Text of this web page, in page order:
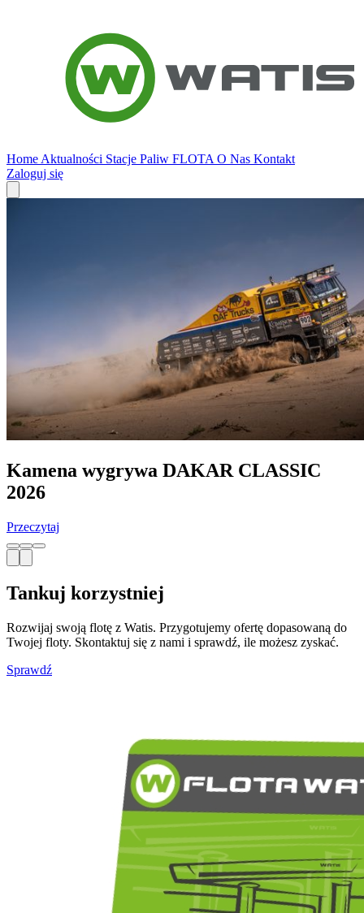
Home Aktualności Stacje Paliw FLOTA O Nas Kontakt
Zaloguj się
Kamena wygrywa DAKAR CLASSIC
2026
Przeczytaj
Tankuj korzystniej
Rozwijaj swoją flotę z Watis. Przygotujemy ofertę dopasowaną do
Twojej floty. Skontaktuj się z nami i sprawdź, ile możesz zyskać.
Sprawdź